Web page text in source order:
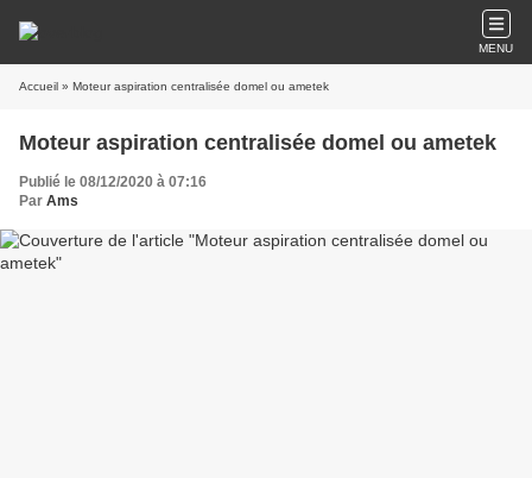
MENU
Accueil » Moteur aspiration centralisée domel ou ametek
Moteur aspiration centralisée domel ou ametek
Publié le 08/12/2020 à 07:16
Par Ams